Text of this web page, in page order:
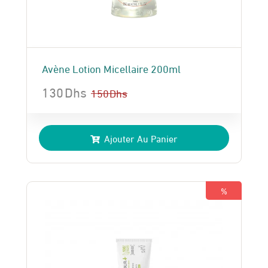
Avène Lotion Micellaire 200ml
150Dhs
prix
initial
était :
150 Dhs.
130Dhs
prix
actuel
est :
130 Dhs.
Ajouter Au Panier
%